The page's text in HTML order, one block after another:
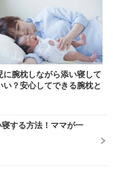
に腕枕しながら添い寝して
い？安心してできる腕枕と
する方法！ママが一